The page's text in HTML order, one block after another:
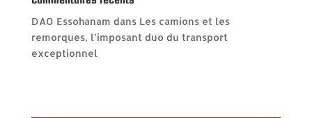
DAO Essohanam dans Les camions et les
remorques, l’imposant duo du transport
exceptionnel